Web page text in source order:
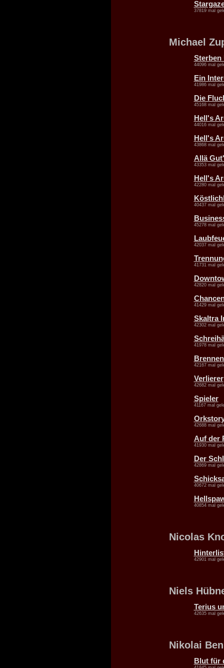
37819 mal
Michael
Sterben
44096 mal
Ein
41986 mal
Die
45168 mal
Hell's
44016 mal
Hell's
43868 mal
Allä
43353 mal
Hell's
42280 mal
40437 mal
45278 mal
42037 mal
41731 mal
42820 mal
41429 mal
Skaltra
42302 mal
41978 mal
42167 mal
Verlierer
42682 mal
Spieler
41167 mal
42688 mal
Auf der
41930 mal
Der
42869 mal
40672 mal
40854 mal
Nicolas
42901 mal
Niels
Terius
42635 mal
Nikolai
Blut für